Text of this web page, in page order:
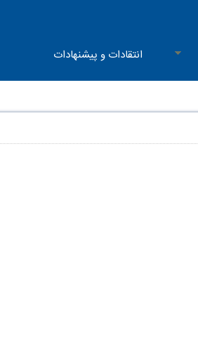
انتقادات و پیشنهادات